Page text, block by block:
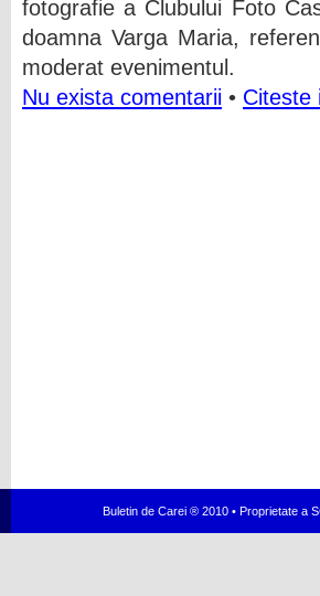
fotografie a Clubului Foto
doamna Varga Maria,
moderat evenimentul.
Nu exista comentarii • Citeste
Buletin de Carei ® 2010 • Proprietate a